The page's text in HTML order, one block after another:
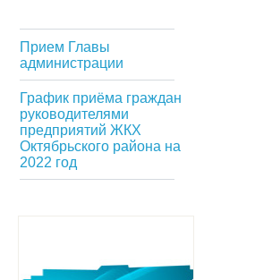
Прием Главы
администрации
График приёма граждан
руководителями
предприятий ЖКХ
Октябрьского района на
2022 год